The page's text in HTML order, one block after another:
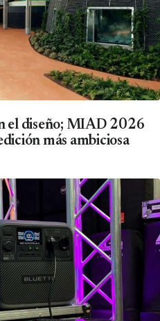
el diseño; MIAD 2026
más ambiciosa